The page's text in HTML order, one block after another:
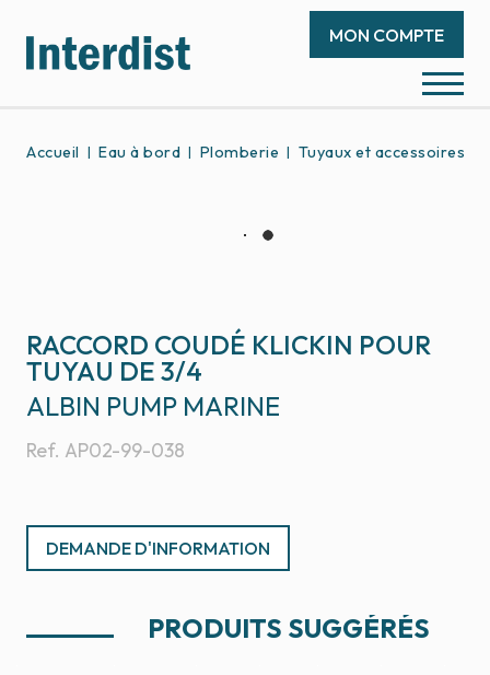
MON COMPTE
Accueil Eau à bord Plomberie Tuyaux et accessoires
RACCORD COUDÉ KLICKIN POUR
TUYAU DE 3/4
Ref. AP02-99-038
ALBIN PUMP MARINE
DEMANDE D'INFORMATION
PRODUITS SUGGÉRÉS